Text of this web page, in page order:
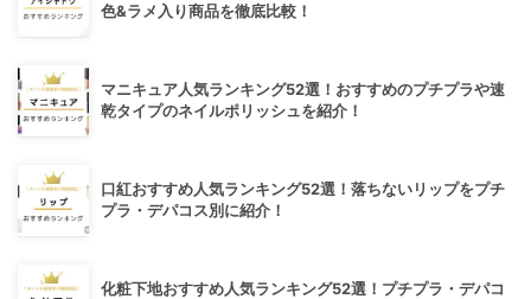
色&ラメ入り商品を徹底比較！
マニキュア人気ランキング52選！おすすめのプチプラや速
乾タイプのネイルポリッシュを紹介！
口紅おすすめ人気ランキング52選！落ちないリップをプチ
プラ・デパコス別に紹介！
化粧下地おすすめ人気ランキング52選！プチプラ・デパコ